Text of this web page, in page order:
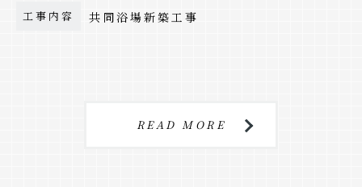
工事内容 共同浴場新築工事
READ MORE